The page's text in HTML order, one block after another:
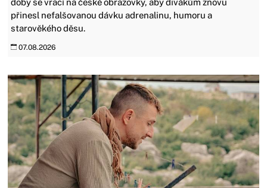
doby se vrací na české obrazovky, aby divákům znovu
přinesl nefalšovanou dávku adrenalinu, humoru a
starověkého děsu.
07.08.2026